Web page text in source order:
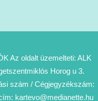
Az oldalt üzemelteti: ALK
Horog u 3.
szám / Cégjegyzékszám:
kartevo@medianette.hu